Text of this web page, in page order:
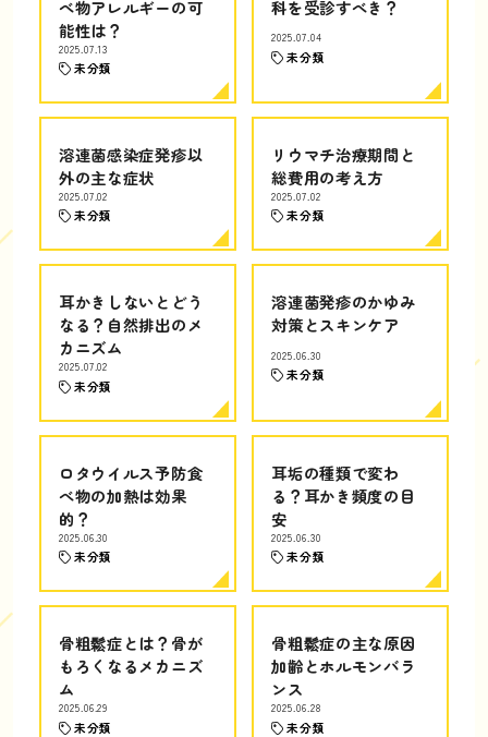
べ物アレルギーの可
能性は？
2025.07.13
未分類
科を受診すべき？
2025.07.04
未分類
溶連菌感染症発疹以
外の主な症状
2025.07.02
未分類
リウマチ治療期間と
総費用の考え方
2025.07.02
未分類
耳かきしないとどう
なる？自然排出のメ
カニズム
2025.07.02
未分類
溶連菌発疹のかゆみ
対策とスキンケア
2025.06.30
未分類
ロタウイルス予防食
べ物の加熱は効果
的？
2025.06.30
未分類
耳垢の種類で変わ
る？耳かき頻度の目
安
2025.06.30
未分類
骨粗鬆症とは？骨が
もろくなるメカニズ
ム
2025.06.29
未分類
骨粗鬆症の主な原因
加齢とホルモンバラ
ンス
2025.06.28
未分類